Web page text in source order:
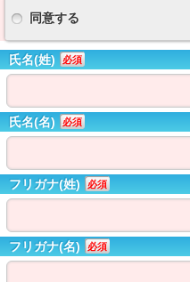
同意する
氏名(姓) 必須
氏名(名) 必須
フリガナ(姓) 必須
フリガナ(名) 必須